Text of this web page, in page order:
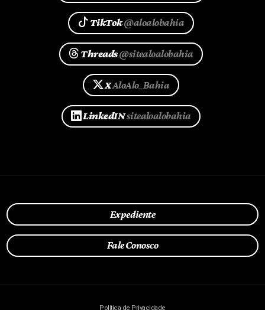
TikTok@aloalobahia
Threads@sitealoalobahia
XAloAlo_Bahia
LinkedINsitealoalobahia
Expediente
Fale Conosco
Política de Privacidade